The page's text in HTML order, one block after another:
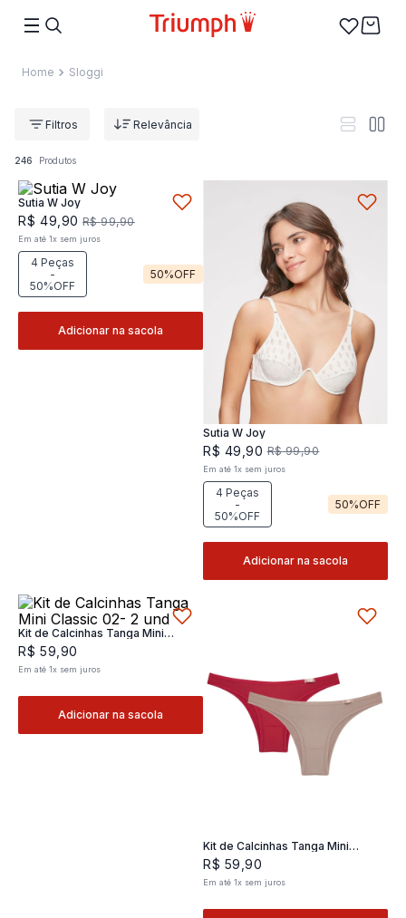
Sloggi
Relevância
246 Produtos
Sutia W Joy
R$ 49 90 R$ 99,90
Em até1x sem juros
4 Peças
-
50%OFF
50%OFF
Adicionar na sacola
Sutia W Joy
R$ 49 ,90 R$ 99,90
Em até 1x sem juros
4 Peças
-
50%OFF
50%OFF
Adicionar na sacola
Kit de Calcinhas Tanga Mini
Classic 02- 2 und
R$ 59 90
Em até1x sem juros
Adicionar na sacola
Kit de Calcinhas Tanga Mini
Classic 02- 2 und
R$ 59 ,90
Em até 1x sem juros